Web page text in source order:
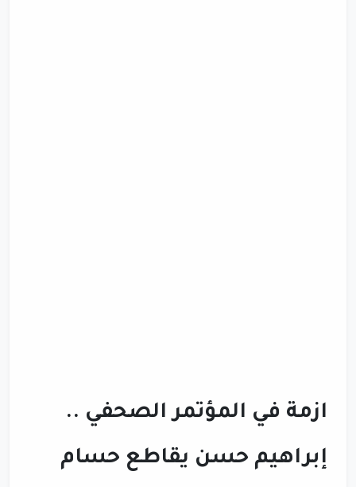
ازمة في المؤتمر الصحفي ..
إبراهيم حسن يقاطع حسام